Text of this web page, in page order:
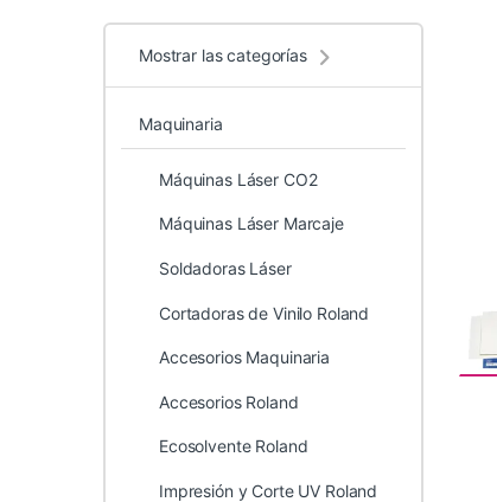
Mostrar las categorías
Maquinaria
Máquinas Láser CO2
Máquinas Láser Marcaje
Soldadoras Láser
Cortadoras de Vinilo Roland
Accesorios Maquinaria
Accesorios Roland
Ecosolvente Roland
Impresión y Corte UV Roland